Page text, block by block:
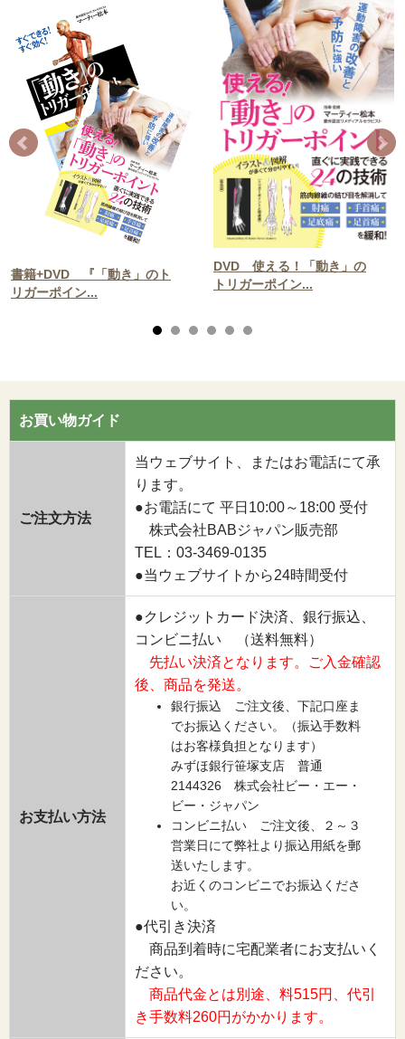
書籍+DVD 『「動き」のト
リガーポイン...
DVD 使える！「動き」の
トリガーポイン...
お買い物ガイド
ご注文方法
当ウェブサイト、またはお電話にて承
ります。
●お電話にて 平日10:00～18:00 受付
株式会社BABジャパン販売部
TEL：03-3469-0135
●当ウェブサイトから24時間受付
お支払い方法
●クレジットカード決済、銀行振込、
コンビニ払い （送料無料）
先払い決済となります。ご入金確認
後、商品を発送。
銀行振込 ご注文後、下記口座ま
でお振込ください。（振込手数料
はお客様負担となります）
みずほ銀行笹塚支店 普通
2144326 株式会社ビー・エー・
ビー・ジャパン
コンビニ払い ご注文後、２～３
営業日にて弊社より振込用紙を郵
送いたします。
お近くのコンビニでお振込くださ
い。
●代引き決済
商品到着時に宅配業者にお支払いく
ださい。
商品代金とは別途、料515円、代引
き手数料260円がかかります。